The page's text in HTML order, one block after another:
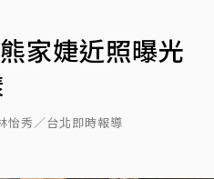
家婕近照曝光
怡秀／台北即時報導